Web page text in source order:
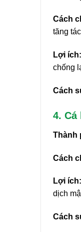
Cách
tăng
Lợi ích:
chống
Cách
4. Cá
Thành
Cách
Lợi ích:
dịch
Cách